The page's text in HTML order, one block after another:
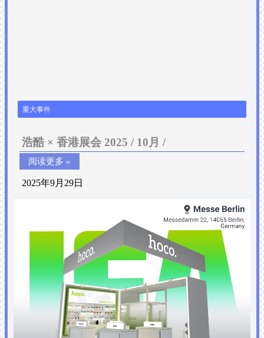
重大事件
浩酷 × 香港展会 2025 / 10月 /
阅读更多 »
2025年9月29日